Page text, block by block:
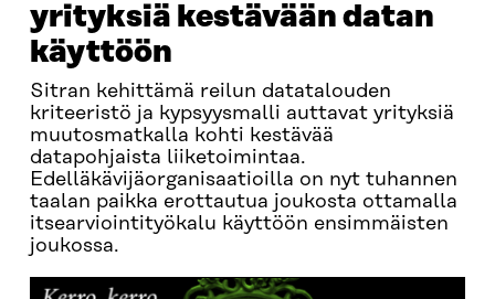
yrityksiä kestävään datan
käyttöön
Sitran kehittämä reilun datatalouden
kriteeristö ja kypsyysmalli auttavat yrityksiä
muutosmatkalla kohti kestävää
datapohjaista liiketoimintaa.
Edelläkävijäorganisaatioilla on nyt tuhannen
taalan paikka erottautua joukosta ottamalla
itsearviointityökalu käyttöön ensimmäisten
joukossa.